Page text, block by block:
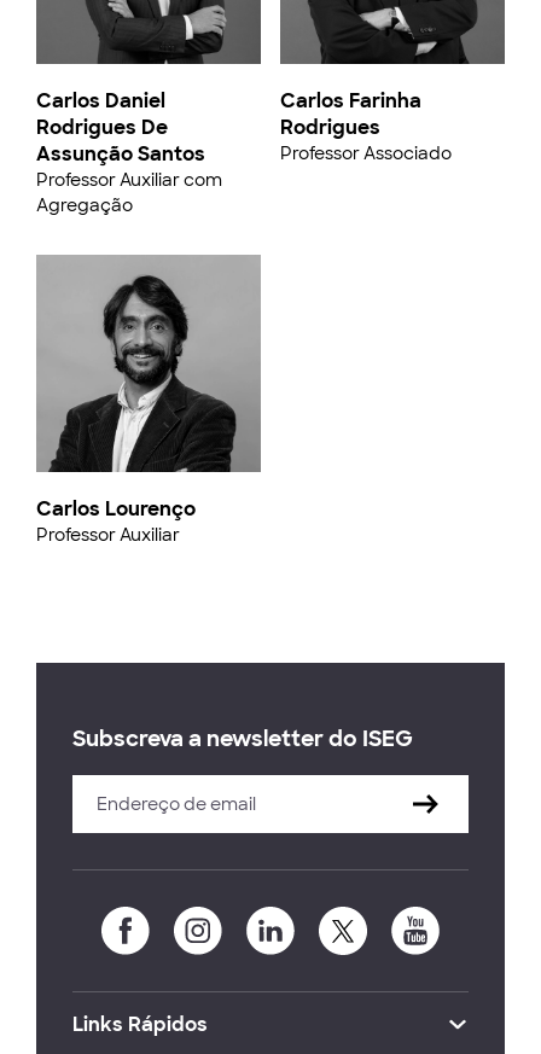
Carlos Daniel
Rodrigues De
Assunção Santos
Professor Auxiliar com
Agregação
Carlos Lourenço
Professor Auxiliar
Carlos Farinha
Rodrigues
Professor Associado
Subscreva a newsletter do ISEG
Links Rápidos